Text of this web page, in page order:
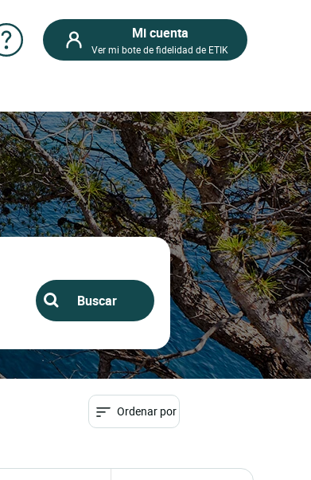
Mi cuenta
Ver mi bote de fidelidad de ETIK
Ordenar por